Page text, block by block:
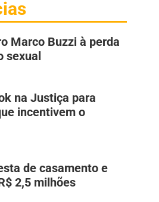
Marco Buzzi à perda
sexual
na Justiça para
incentivem o
de casamento e
2,5 milhões